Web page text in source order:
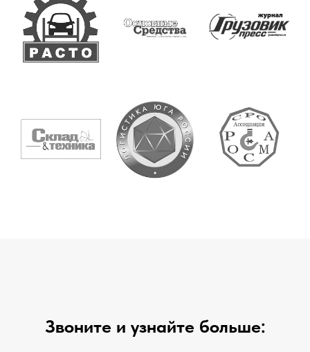
Звоните и узнайте больше: